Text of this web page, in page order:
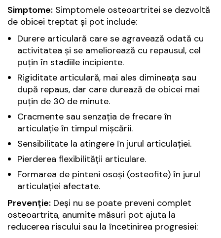
Simptome: Simptomele osteoartritei se dezvoltă
de obicei treptat și pot include:
Durere articulară care se agravează odată cu
activitatea și se ameliorează cu repausul, cel
puțin în stadiile incipiente.
Rigiditate articulară, mai ales dimineața sau
după repaus, dar care durează de obicei mai
puțin de 30 de minute.
Cracmente sau senzația de frecare în
articulație în timpul mișcării.
Sensibilitate la atingere în jurul articulației.
Pierderea flexibilității articulare.
Formarea de pinteni osoși (osteofite) în jurul
articulației afectate.
Prevenție: Deși nu se poate preveni complet
osteoartrita, anumite măsuri pot ajuta la
reducerea riscului sau la încetinirea progresiei: